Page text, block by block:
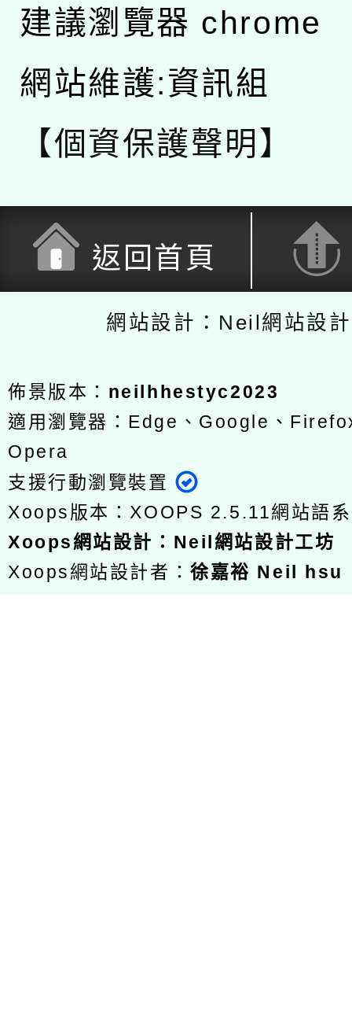
建議瀏覽器 chrome
網站維護:資訊組
【個資保護聲明】
返回首頁
網站設計：Neil網站設
佈景版本： neilhhestyc2023
適用瀏覽器：Edge、Google、
Opera
支援行動瀏覽裝置
Xoops版本： XOOPS 2.5.11網站語
Xoops網站設計 ： Neil網站設計工坊
Xoops網站設計者：徐嘉裕 Neil hsu